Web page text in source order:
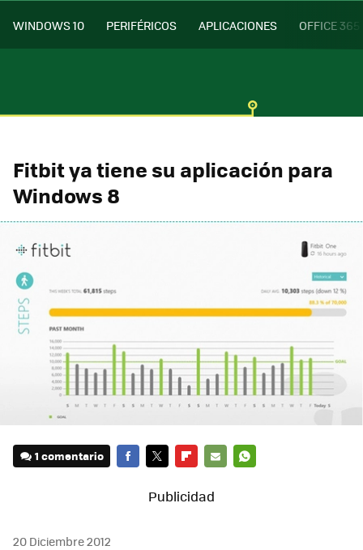
WINDOWS 10 PERIFÉRICOS APLICACIONES OFFICE 365
Fitbit ya tiene su aplicación para
Windows 8
1 comentario
MAIL
20 Diciembre 2012